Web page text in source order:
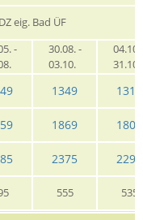
DZ eig. Bad ÜF
-
30.08. -
03.10.
04.10.
1349 1315
1869 1809
2375 2299
555 535